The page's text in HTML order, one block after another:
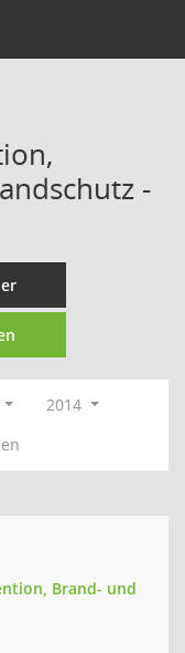
-
2014
Brand- und